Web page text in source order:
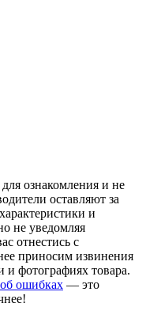
ознакомления и не
оставляют за
и
не уведомляя
отнестись с
приносим извинения
и фотографиях товара.
ошибках — это